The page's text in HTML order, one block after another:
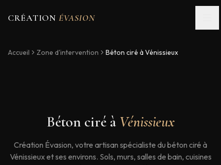
CRÉATIONÉVASION
Accueil Zone d'intervention Béton ciré àVénissieux
Béton ciré à Vénissieux
Création Évasion, votre artisan spécialiste du béton ciré à
Vénissieux et ses environs. Sols, murs, salles de bain, cuisines